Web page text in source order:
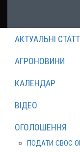
АКТУАЛЬНІ
АГРОНОВИНИ
КАЛЕНДАР
ВІДЕО
ОГОЛОШЕННЯ
ПОДАТИ СВОЄ